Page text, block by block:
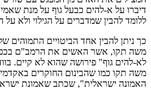
דיברו על א-להים כבעל גוף על מנת
ללומד להבין שמדברים על הגילוי ולא על
כך ניתן להבין אחד הביטויים התמוהים
משה תקו, אשר האשים את הרמב"ם
לא-להים גוף" פירושה שהוא לא קיים.
משה תקו כמו שהבינום החוקרים
האמונה ישראלית", שכתב שאמונת